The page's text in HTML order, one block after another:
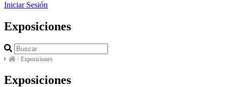
Iniciar Sesión
Exposiciones
/ Exposiciones
Exposiciones